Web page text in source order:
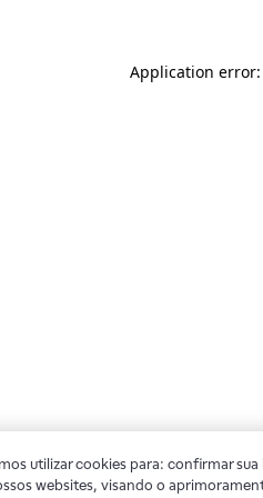
Application
utilizar cookies para: confirmar
websites, visando o